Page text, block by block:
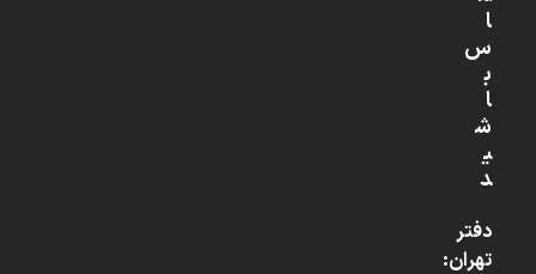
ا
س
ب
ا
ش
ی
د
دفتر
تهران: